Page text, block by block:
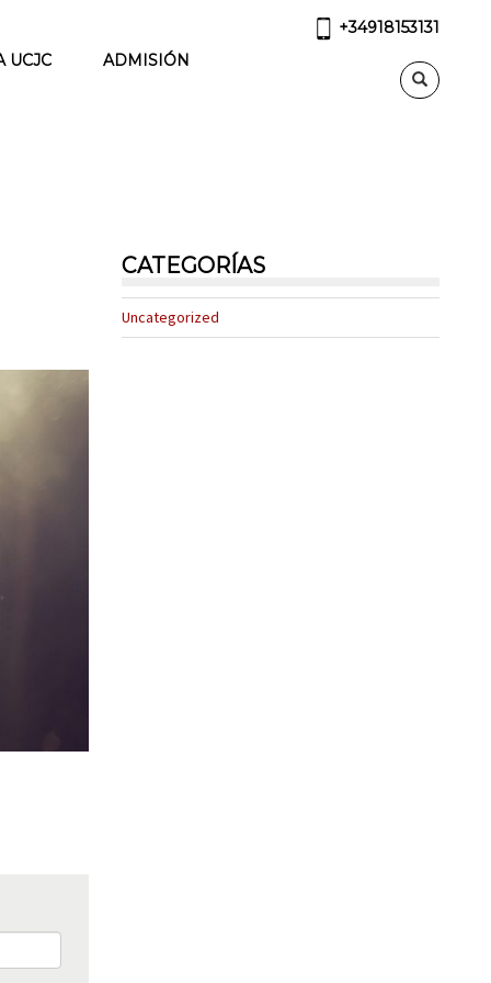
UCJC ADMISIÓN
+34918153131
CATEGORÍAS
Uncategorized